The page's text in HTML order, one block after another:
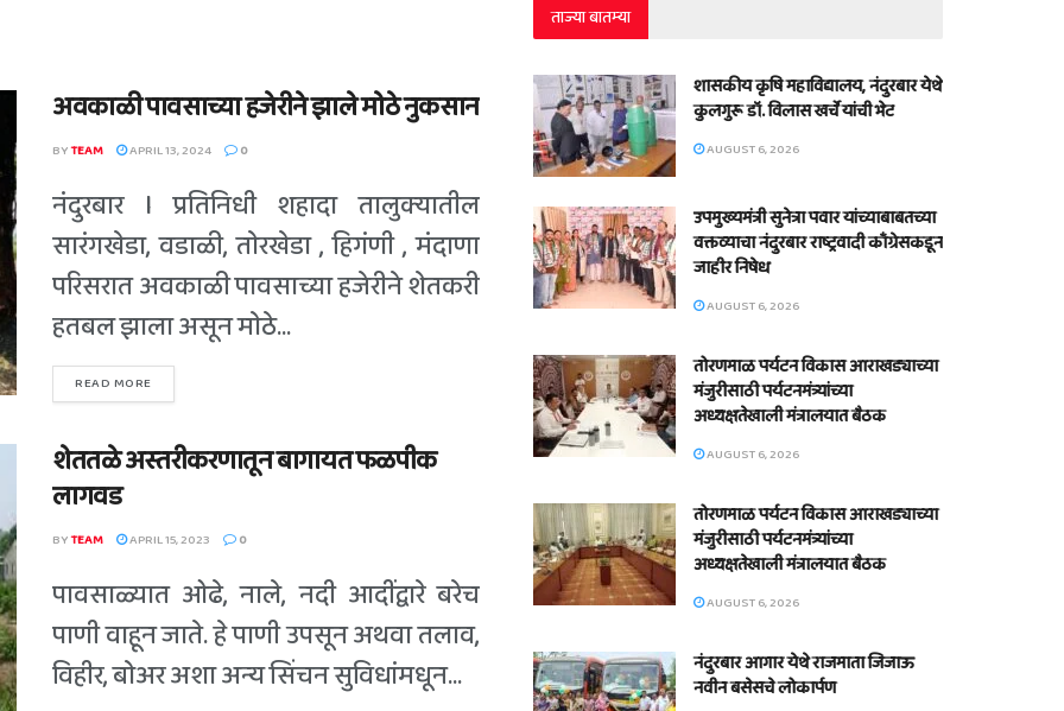
अवकाळी पावसाच्या हजेरीने झाले मोठे नुकसान
BYTEAM APRIL 13, 2024 0
नंदुरबार l प्रतिनिधी शहादा तालुक्यातील
सारंगखेडा, वडाळी, तोरखेडा , हिगंणी , मंदाणा
परिसरात अवकाळी पावसाच्या हजेरीने शेतकरी
हतबल झाला असून मोठे...
READ MORE
शेततळे अस्तरीकरणातून बागायत फळपीक
लागवड
BYTEAM APRIL 15, 2023 0
पावसाळ्यात ओढे, नाले, नदी आदींद्वारे बरेच
पाणी वाहून जाते. हे पाणी उपसून अथवा तलाव,
विहीर, बोअर अशा अन्य सिंचन सुविधांमधून...
ताज्या बातम्या
शासकीय कृषि महाविद्यालय, नंदुरबार येथे
कुलगुरू डॉ. विलास खर्चे यांची भेट
AUGUST 6, 2026
उपमुख्यमंत्री सुनेत्रा पवार यांच्याबाबतच्या
वक्तव्याचा नंदुरबार राष्ट्रवादी काँग्रेसकडून
जाहीर निषेध
AUGUST 6, 2026
तोरणमाळ पर्यटन विकास आराखड्याच्या
मंजुरीसाठी पर्यटनमंत्र्यांच्या
अध्यक्षतेखाली मंत्रालयात बैठक
AUGUST 6, 2026
तोरणमाळ पर्यटन विकास आराखड्याच्या
मंजुरीसाठी पर्यटनमंत्र्यांच्या
अध्यक्षतेखाली मंत्रालयात बैठक
AUGUST 6, 2026
नंदुरबार आगार येथे राजमाता जिजाऊ
नवीन बसेसचे लोकार्पण